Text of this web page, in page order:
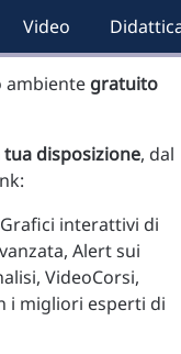
Video
ambiente gratuito
disposizione, dal
interattivi di
Alert sui
VideoCorsi,
i migliori esperti di